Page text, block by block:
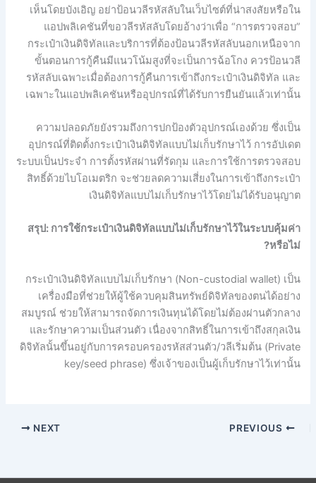
เห็นโดยบังเอิญ อย่าป้อนวลีรหัสลับในเว็บไซต์ที่น่าสงสัยหรือใน
แอปพลิเคชันที่ขอวลีรหัสลับโดยอ้างว่าเพื่อ “การตรวจสอบ”
กระเป๋าเงินดิจิทัลและบริการที่ต้องป้อนวลีรหัสลับนอกเหนือจาก
ขั้นตอนการกู้คืนมีแนวโน้มสูงที่จะเป็นการฉ้อโกง ควรป้อนวลี
รหัสลับเฉพาะเมื่อต้องการกู้คืนการเข้าถึงกระเป๋าเงินดิจิทัล และ
เฉพาะในแอปพลิเคชันหรืออุปกรณ์ที่ได้รับการยืนยันแล้วเท่านั้น
ความปลอดภัยยังรวมถึงการปกป้องตัวอุปกรณ์เองด้วย ซึ่งเป็น
อุปกรณ์ที่ติดตั้งกระเป๋าเงินดิจิทัลแบบไม่เก็บรักษาไว้ การอัปเดต
ระบบเป็นประจำ การตั้งรหัสผ่านที่รัดกุม และการใช้การตรวจสอบ
สิทธิ์ด้วยไบโอเมตริก จะช่วยลดความเสี่ยงในการเข้าถึงกระเป๋า
เงินดิจิทัลแบบไม่เก็บรักษาไว้โดยไม่ได้รับอนุญาต
สรุป: การใช้กระเป๋าเงินดิจิทัลแบบไม่เก็บรักษาไว้ในระบบคุ้มค่า
หรือไม่?
กระเป๋าเงินดิจิทัลแบบไม่เก็บรักษา (Non-custodial wallet) เป็น
เครื่องมือที่ช่วยให้ผู้ใช้ควบคุมสินทรัพย์ดิจิทัลของตนได้อย่าง
สมบูรณ์ ช่วยให้สามารถจัดการเงินทุนได้โดยไม่ต้องผ่านตัวกลาง
และรักษาความเป็นส่วนตัว เนื่องจากสิทธิ์ในการเข้าถึงสกุลเงิน
ดิจิทัลนั้นขึ้นอยู่กับการครอบครองรหัสส่วนตัว/วลีเริ่มต้น (Private
key/seed phrase) ซึ่งเจ้าของเป็นผู้เก็บรักษาไว้เท่านั้น
NEXT